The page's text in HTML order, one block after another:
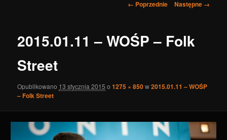
Nawigacja po obrazkach
← Poprzednie Następne →
2015.01.11 – WOŚP – Folk
Street
Opublikowano 13 stycznia 2015 o1275 × 850w2015.01.11 – WOŚP
– Folk Street